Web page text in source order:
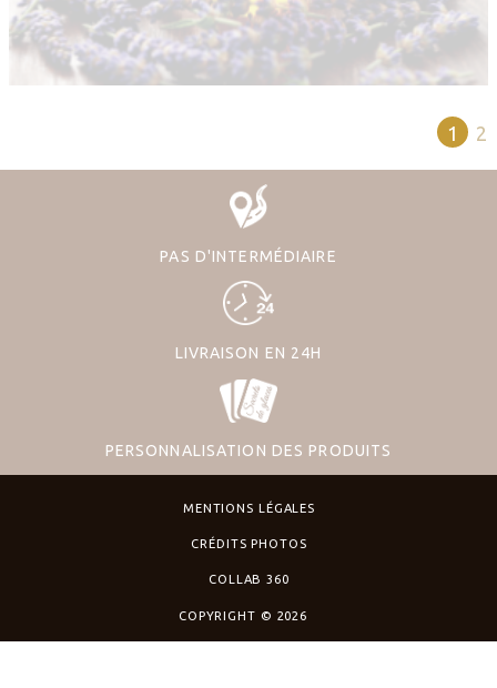
1 2
PAS D'INTERMÉDIAIRE
LIVRAISON EN 24H
PERSONNALISATION DES PRODUITS
MENTIONS LÉGALES
CRÉDITS PHOTOS
COLLAB 360
COPYRIGHT © 2026